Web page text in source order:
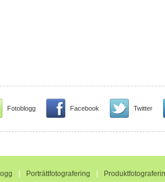
Fotoblogg Facebook Twitter
Porträttfotografering